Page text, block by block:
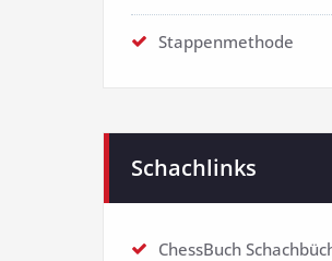
Stappenmethode
Schachlinks
ChessBuch